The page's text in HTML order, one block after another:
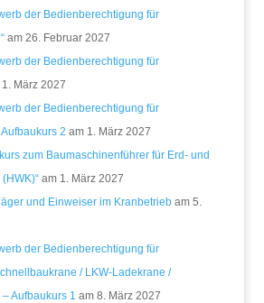
der Bedienberechtigung für
am 26. Februar 2027
der Bedienberechtigung für
März 2027
der Bedienberechtigung für
2 am 1. März 2027
zum Baumaschinenführer für Erd- und
am 1. März 2027
und Einweiser im Kranbetriebam 5.
der Bedienberechtigung für
/ LKW-Ladekrane /
Aufbaukurs 1 am 8. März 2027